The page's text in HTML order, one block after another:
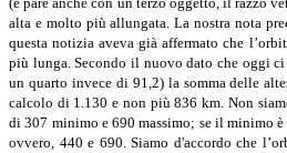
alta e molto più allungata. La nostra nota
questa notizia aveva già affermato che
più lunga. Secondo il nuovo dato che oggi
un quarto invece di 91,2) la somma delle
calcolo di 1.130 e non più 836 km. Non
di 307 minimo e 690 massimo; se il minimo
ovvero, 440 e 690. Siamo d'accordo che